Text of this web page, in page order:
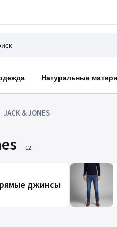
Натуральные
JACK & JONES
12
джинсы